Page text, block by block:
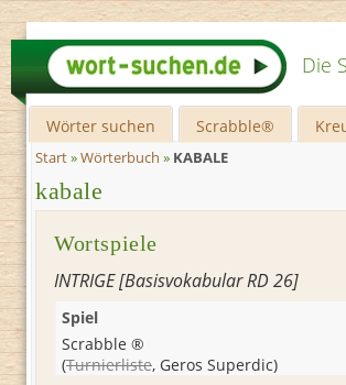
Die
Wörter suchen Scrabble®
Start»Wörterbuch » KABALE
kabale
Wortspiele
INTRIGE [Basisvokabular RD 26]
Spiel
Scrabble ®
(Turnierliste, Geros Superdic)